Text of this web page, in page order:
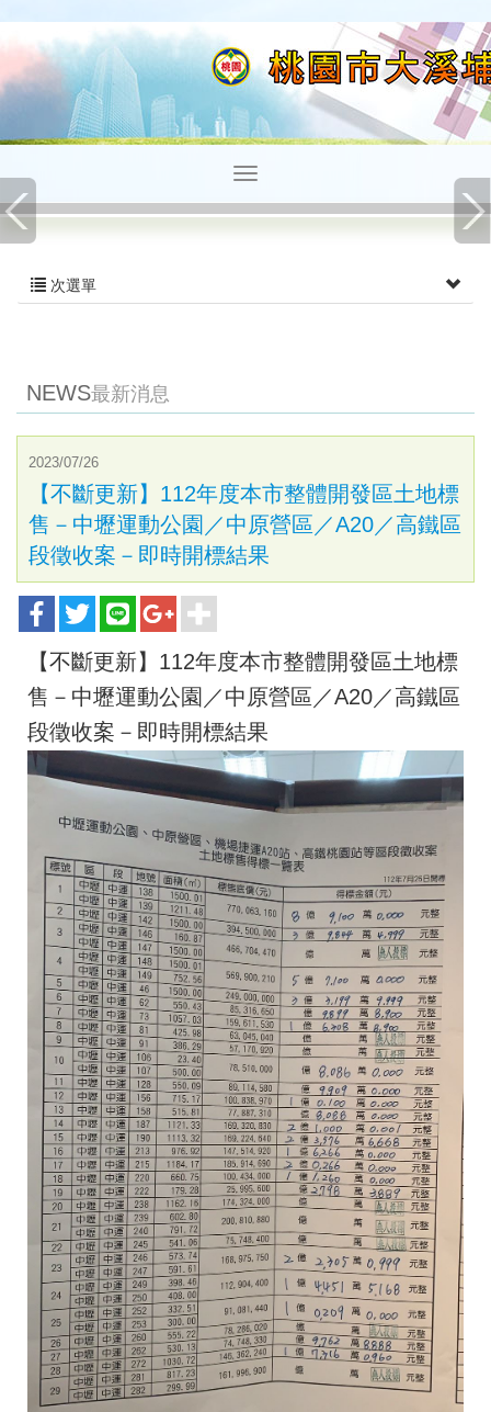
次選單
NEWS最新消息
2023/07/26
【不斷更新】112年度本市整體開發區土地標
售－中壢運動公園／中原營區／A20／高鐵區
段徵收案－即時開標結果
【不斷更新】112年度本市整體開發區土地標
售－中壢運動公園／中原營區／A20／高鐵區
段徵收案－即時開標結果